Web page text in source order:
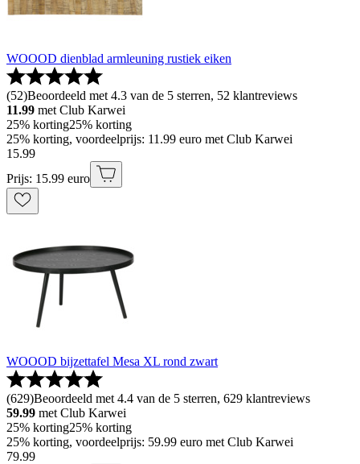
WOOOD dienblad armleuning rustiek eiken
(52)Beoordeeld met 4.3 van de 5 sterren, 52 klantreviews
11.99 met Club Karwei
25% korting25% korting
25% korting, voordeelprijs: 11.99 euro met Club Karwei
15.99
Prijs: 15.99 euro
WOOOD bijzettafel Mesa XL rond zwart
(629)Beoordeeld met 4.4 van de 5 sterren, 629 klantreviews
59.99 met Club Karwei
25% korting25% korting
25% korting, voordeelprijs: 59.99 euro met Club Karwei
79.99